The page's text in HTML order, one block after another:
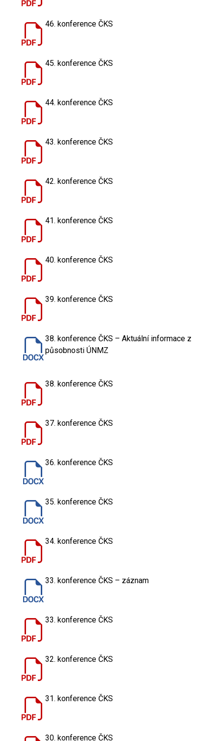
46. konference ČKS
45. konference ČKS
44. konference ČKS
43. konference ČKS
42. konference ČKS
41. konference ČKS
40. konference ČKS
39. konference ČKS
38. konference ČKS – Aktuální informace z
působnosti ÚNMZ
38. konference ČKS
37. konference ČKS
36. konference ČKS
35. konference ČKS
34. konference ČKS
33. konference ČKS – záznam
33. konference ČKS
32. konference ČKS
31. konference ČKS
30. konference ČKS